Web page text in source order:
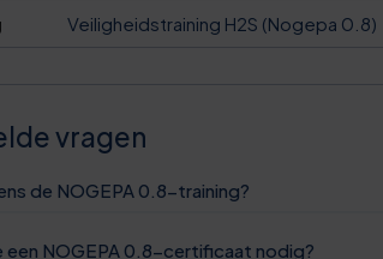
Veiligheidstraining H2S (Nogepa 0.8)
vragen
de NOGEPA 0.8-training?
een NOGEPA 0.8-certificaat nodig?
4
5
6
3
9